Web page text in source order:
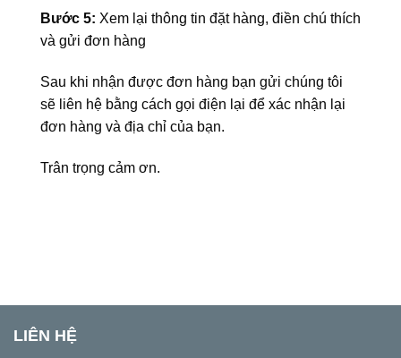
Bước 5: Xem lại thông tin đặt hàng, điền chú thích
và gửi đơn hàng
Sau khi nhận được đơn hàng bạn gửi chúng tôi
sẽ liên hệ bằng cách gọi điện lại để xác nhận lại
đơn hàng và địa chỉ của bạn.
Trân trọng cảm ơn.
LIÊN HỆ